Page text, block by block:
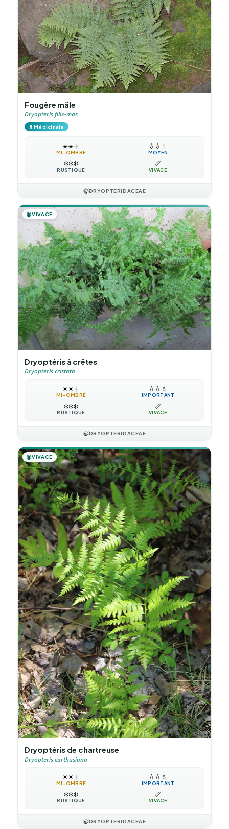
Fougère mâle
Dryopteris filix-mas
💊Médicinale
☀️☀️☀️
MI-OMBRE
💧 💧 💧
MOYEN
❄️❄️❄️
RUSTIQUE
📏
VIVACE
🍃DRYOPTERIDACEAE
🪴VIVACE
Dryoptéris à crêtes
Dryopteris cristata
☀️☀️☀️
MI-OMBRE
💧 💧 💧
IMPORTANT
❄️❄️❄️
RUSTIQUE
📏
VIVACE
🍃DRYOPTERIDACEAE
🪴VIVACE
Dryoptéris de chartreuse
Dryopteris carthusiana
☀️☀️☀️
MI-OMBRE
💧 💧 💧
IMPORTANT
❄️❄️❄️
RUSTIQUE
📏
VIVACE
🍃DRYOPTERIDACEAE